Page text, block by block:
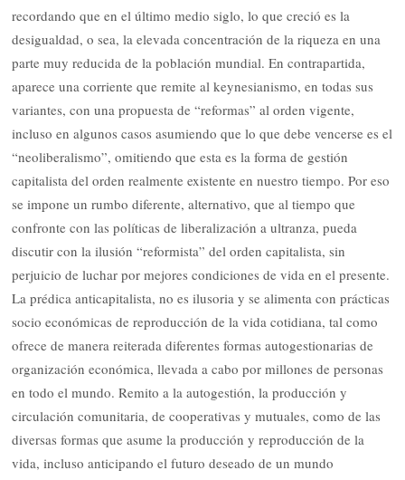
recordando que en el último medio siglo, lo que creció es la
desigualdad, o sea, la elevada concentración de la riqueza en una
parte muy reducida de la población mundial. En contrapartida,
aparece una corriente que remite al keynesianismo, en todas sus
variantes, con una propuesta de “reformas” al orden vigente,
incluso en algunos casos asumiendo que lo que debe vencerse es el
“neoliberalismo”, omitiendo que esta es la forma de gestión
capitalista del orden realmente existente en nuestro tiempo. Por eso
se impone un rumbo diferente, alternativo, que al tiempo que
confronte con las políticas de liberalización a ultranza, pueda
discutir con la ilusión “reformista” del orden capitalista, sin
perjuicio de luchar por mejores condiciones de vida en el presente.
La prédica anticapitalista, no es ilusoria y se alimenta con prácticas
socio económicas de reproducción de la vida cotidiana, tal como
ofrece de manera reiterada diferentes formas autogestionarias de
organización económica, llevada a cabo por millones de personas
en todo el mundo. Remito a la autogestión, la producción y
circulación comunitaria, de cooperativas y mutuales, como de las
diversas formas que asume la producción y reproducción de la
vida, incluso anticipando el futuro deseado de un mundo